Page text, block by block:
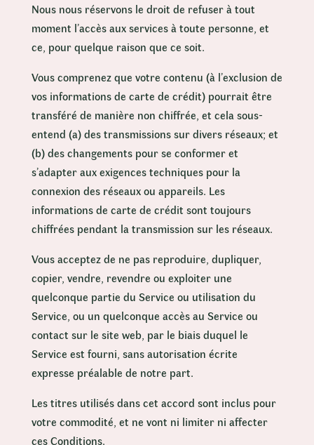
Nous nous réservons le droit de refuser à tout
moment l’accès aux services à toute personne, et
ce, pour quelque raison que ce soit.
Vous comprenez que votre contenu (à l’exclusion de
vos informations de carte de crédit) pourrait être
transféré de manière non chiffrée, et cela sous-
entend (a) des transmissions sur divers réseaux; et
(b) des changements pour se conformer et
s’adapter aux exigences techniques pour la
connexion des réseaux ou appareils. Les
informations de carte de crédit sont toujours
chiffrées pendant la transmission sur les réseaux.
Vous acceptez de ne pas reproduire, dupliquer,
copier, vendre, revendre ou exploiter une
quelconque partie du Service ou utilisation du
Service, ou un quelconque accès au Service ou
contact sur le site web, par le biais duquel le
Service est fourni, sans autorisation écrite
expresse préalable de notre part.
Les titres utilisés dans cet accord sont inclus pour
votre commodité, et ne vont ni limiter ni affecter
ces Conditions.